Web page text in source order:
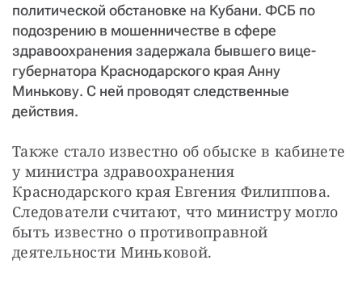
политической обстановке на Кубани. ФСБ по
подозрению в мошенничестве в сфере
здравоохранения задержала бывшего вице-
губернатора Краснодарского края Анну
Минькову. С ней проводят следственные
действия.
Также стало известно об обыске в кабинете
у министра здравоохранения
Краснодарского края Евгения Филиппова.
Следователи считают, что министру могло
быть известно о противоправной
деятельности Миньковой.